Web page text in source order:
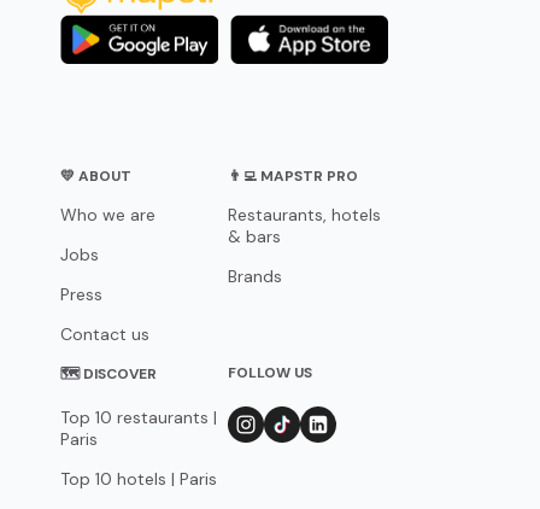
💛 ABOUT
Who we are
Jobs
Press
Contact us
👨‍💻 MAPSTR PRO
Restaurants, hotels
& bars
Brands
🗺 DISCOVER
Top 10 restaurants |
Paris
Top 10 hotels | Paris
FOLLOW US